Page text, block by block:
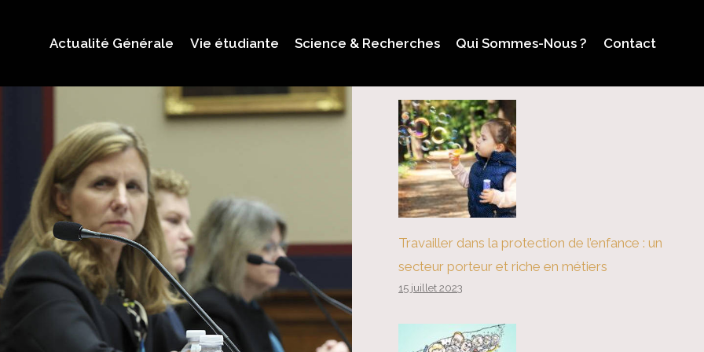
Actualité Générale Vie étudiante Science & Recherches Qui Sommes-Nous ? Contact
Travailler dans la protection de l’enfance : un
secteur porteur et riche en métiers
15 juillet 2023